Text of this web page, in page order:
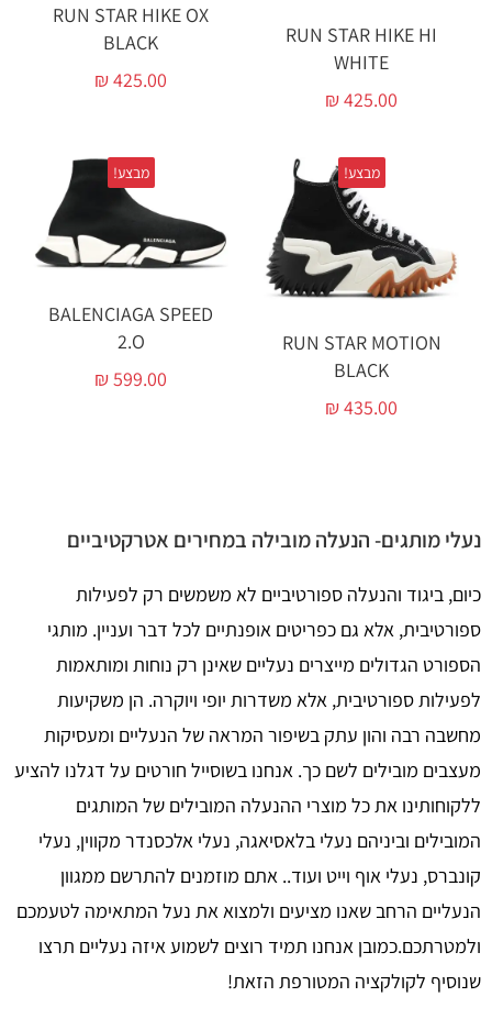
RUN STAR HIKE HI
WHITE‏
₪425.00
RUN STAR HIKE OX
BLACK‏
₪425.00
מבצע!
RUN STAR MOTION
BLACK‏
₪435.00
מבצע!
BALENCIAGA SPEED
2.O
₪599.00
נעלי מותגים- הנעלה מובילה במחירים אטרקטיביים
כיום, ביגוד והנעלה ספורטיביים לא משמשים רק לפעילות
ספורטיבית, אלא גם כפריטים אופנתיים לכל דבר ועניין. מותגי
הספורט הגדולים מייצרים נעליים שאינן רק נוחות ומותאמות
לפעילות ספורטיבית, אלא משדרות יופי ויוקרה. הן משקיעות
מחשבה רבה והון עתק בשיפור המראה של הנעליים ומעסיקות
מעצבים מובילים לשם כך. אנחנו בשוסייל חורטים על דגלנו להציע
ללקוחותינו את כל מוצרי ההנעלה המובילים של המותגים
המובילים וביניהם נעלי בלאסיאגה, נעלי אלכסנדר מקווין, נעלי
קונברס, נעלי אוף וייט ועוד.. אתם מוזמנים להתרשם ממגוון
הנעליים הרחב שאנו מציעים ולמצוא את נעל המתאימה לטעמכם
ולמטרתכם.כמובן אנחנו תמיד רוצים לשמוע איזה נעליים תרצו
שנוסיף לקולקציה המטורפת הזאת!